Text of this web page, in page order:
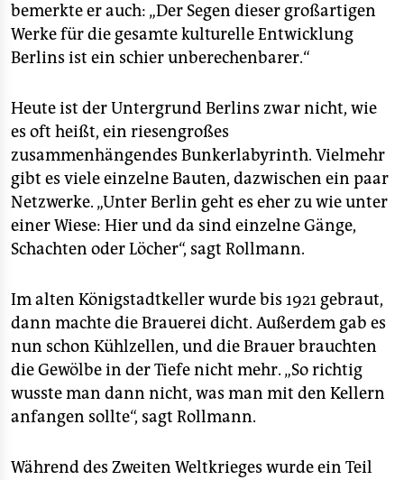
bemerkte er auch: „Der Segen dieser großartigen
Werke für die gesamte kulturelle Entwicklung
Berlins ist ein schier unberechenbarer.“
Heute ist der Untergrund Berlins zwar nicht, wie
es oft heißt, ein riesengroßes
zusammenhängendes Bunkerlabyrinth. Vielmehr
gibt es viele einzelne Bauten, dazwischen ein paar
Netzwerke. „Unter Berlin geht es eher zu wie unter
einer Wiese: Hier und da sind einzelne Gänge,
Schachten oder Löcher“, sagt Rollmann.
Im alten Königstadtkeller wurde bis 1921 gebraut,
dann machte die Brauerei dicht. Außerdem gab es
nun schon Kühlzellen, und die Brauer brauchten
die Gewölbe in der Tiefe nicht mehr. „So richtig
wusste man dann nicht, was man mit den Kellern
anfangen sollte“, sagt Rollmann.
Während des Zweiten Weltkrieges wurde ein Teil